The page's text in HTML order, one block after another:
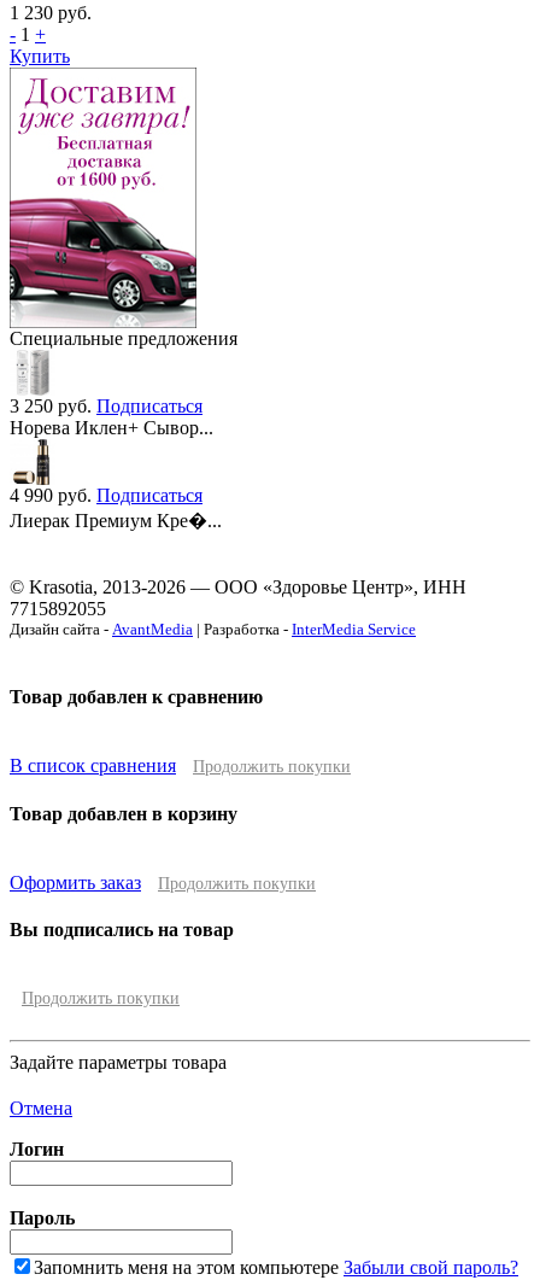
1 230 руб.
- 1 +
Купить
Специальные предложения
3 250 руб. Подписаться
Норева Иклен+ Сывор...
4 990 руб. Подписаться
Лиерак Премиум Кре�...
© Krasotia, 2013-2026 — ООО «Здоровье Центр», ИНН
7715892055
Дизайн сайта - AvantMedia | Разработка - InterMedia Service
Товар добавлен к сравнению
В список сравнения Продолжить покупки
Товар добавлен в корзину
Оформить заказ Продолжить покупки
Вы подписались на товар
Продолжить покупки
Задайте параметры товара
Отмена
Логин
Пароль
Запомнить меня на этом компьютере Забыли свой пароль?